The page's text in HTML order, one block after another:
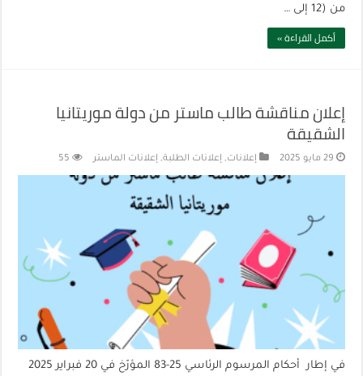
من (12 إلى …
أكمل القراءة »
إعلان مناقشة طالب ماستر من دولة موريتانيا
الشقيقة‎
29 مايو 2025 إعلانات, إعلانات الطلبة, إعلانات الماستر 55
في إطار أحكام المرسوم الرئاسي 25-83 المؤرّخ في 20 فبراير 2025